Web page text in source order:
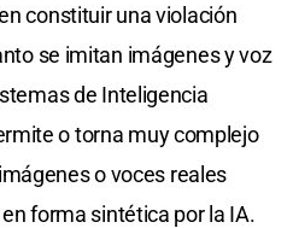
constituir una violación
se imitan imágenes y voz
de Inteligencia
o torna muy complejo
o voces reales
forma sintética por la IA.